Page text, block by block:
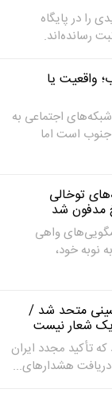
را در پایگاه
رسانده‌اند.
واقعیت یا
اجتماعی به
جنوب است اما
توخالی
مدفون شد
واهی
نوبه خود،
متحد شد /
یک شعار نیست
که تأکید مجدد ایران
هشدارهای...